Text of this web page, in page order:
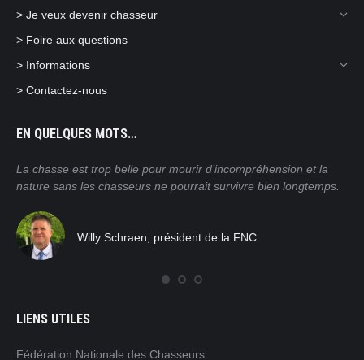
> Je veux devenir chasseur
> Foire aux questions
> Informations
> Contactez-nous
EN QUELQUES MOTS…
La chasse est trop belle pour mourir d’incompréhension et la
nature sans les chasseurs ne pourrait survivre bien longtemps.
Willy Schraen, président de la FNC
LIENS UTILES
Fédération Nationale des Chasseurs